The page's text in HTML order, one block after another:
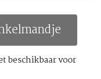
beschikbaar voor